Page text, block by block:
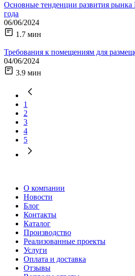
Основные тенденции развития
года
06/06/2024
1.7 мин
Требования к помещениям для
04/06/2024
3.9 мин
1
2
3
4
5
О компании
Новости
Блог
Контакты
Каталог
Производство
Реализованные проекты
Услуги
Оплата и доставка
Отзывы